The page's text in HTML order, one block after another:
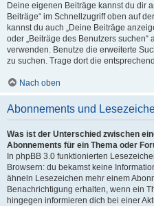
Deine eigenen Beiträge kannst du dir
Beiträge“ im Schnellzugriff oben auf
kannst du auch „Deine Beiträge
oder „Beiträge des Benutzers
verwenden. Benutze die erweiterte
zu suchen. Trage dort die
Nach oben
Abonnements und
Was ist der Unterschied zwischen
Abonnements für ein Thema oder
In phpBB 3.0 funktionierten
Browsern: du bekamst keine
ähneln Lesezeichen mehr einem
Benachrichtigung erhalten, wenn ein
hingegen informieren dich bei einer